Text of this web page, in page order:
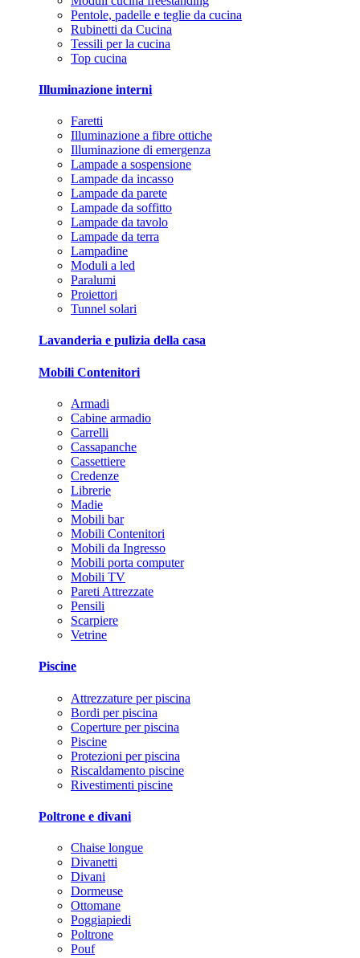
Pentole, padelle e teglie da cucina
Rubinetti da Cucina
Tessili per la cucina
Top cucina
Illuminazione interni
Faretti
Illuminazione a fibre ottiche
Illuminazione di emergenza
Lampade a sospensione
Lampade da incasso
Lampade da parete
Lampade da soffitto
Lampade da tavolo
Lampade da terra
Lampadine
Moduli a led
Paralumi
Proiettori
Tunnel solari
Lavanderia e pulizia della casa
Mobili Contenitori
Armadi
Cabine armadio
Carrelli
Cassapanche
Cassettiere
Credenze
Librerie
Madie
Mobili bar
Mobili Contenitori
Mobili da Ingresso
Mobili porta computer
Mobili TV
Pareti Attrezzate
Pensili
Scarpiere
Vetrine
Piscine
Attrezzature per piscina
Bordi per piscina
Coperture per piscina
Piscine
Protezioni per piscina
Riscaldamento piscine
Rivestimenti piscine
Poltrone e divani
Chaise longue
Divanetti
Divani
Dormeuse
Ottomane
Poggiapiedi
Poltrone
Pouf